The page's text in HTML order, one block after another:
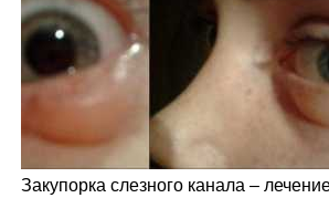
Закупорка слезного канала –